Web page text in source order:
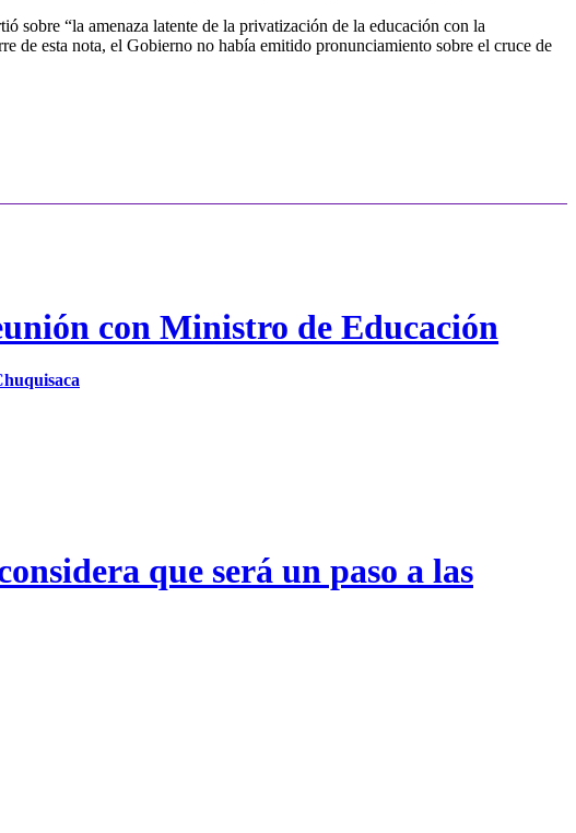
sobre “la amenaza latente de la privatización de la educación con la
de esta nota, el Gobierno no había emitido pronunciamiento sobre el cruce de
con Ministro de Educación
que será un paso a las